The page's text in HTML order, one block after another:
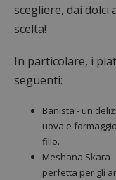
scegliere, dai
scelta!
In particolare, i
seguenti:
Banista - un
uova e
fillo.
Meshana Skara
perfetta per gli